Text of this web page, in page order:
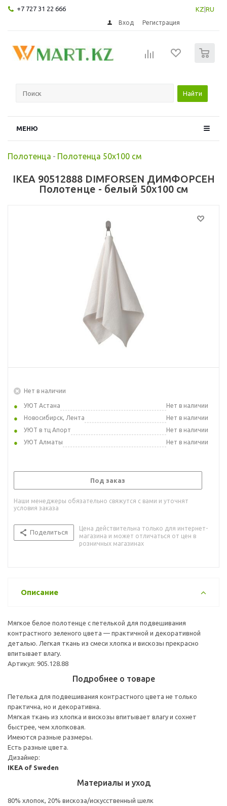
+7 727 31 22 666 KZ RU
Вход Регистрация
Найти
МЕНЮ
Полотенца - Полотенца 50х100 см
IKEA 90512888 DIMFORSEN ДИМФОРСЕН
Полотенце - белый 50x100 см
Нет в наличии
УЮТ Астана
Нет в наличии
Новосибирск, Лента
Нет в наличии
УЮТ в тц Апорт
Нет в наличии
УЮТ Алматы
Нет в наличии
Под заказ
Наши менеджеры обязательно свяжутся с вами и уточнят
условия заказа
Поделиться
Цена действительна только для интернет-
магазина и может отличаться от цен в
розничных магазинах
Описание
Мягкое белое полотенце с петелькой для подвешивания
контрастного зеленого цвета — практичной и декоративной
деталью. Легкая ткань из смеси хлопка и вискозы прекрасно
впитывает влагу.
Артикул: 905.128.88
Подробнее о товаре
Петелька для подвешивания контрастного цвета не только
практична, но и декоративна.
Мягкая ткань из хлопка и вискозы впитывает влагу и сохнет
быстрее, чем хлопковая.
Имеются разные размеры.
Есть разные цвета.
Дизайнер:
IKEA of Sweden
Материалы и уход
80% хлопок, 20% вискоза/искусственный шелк